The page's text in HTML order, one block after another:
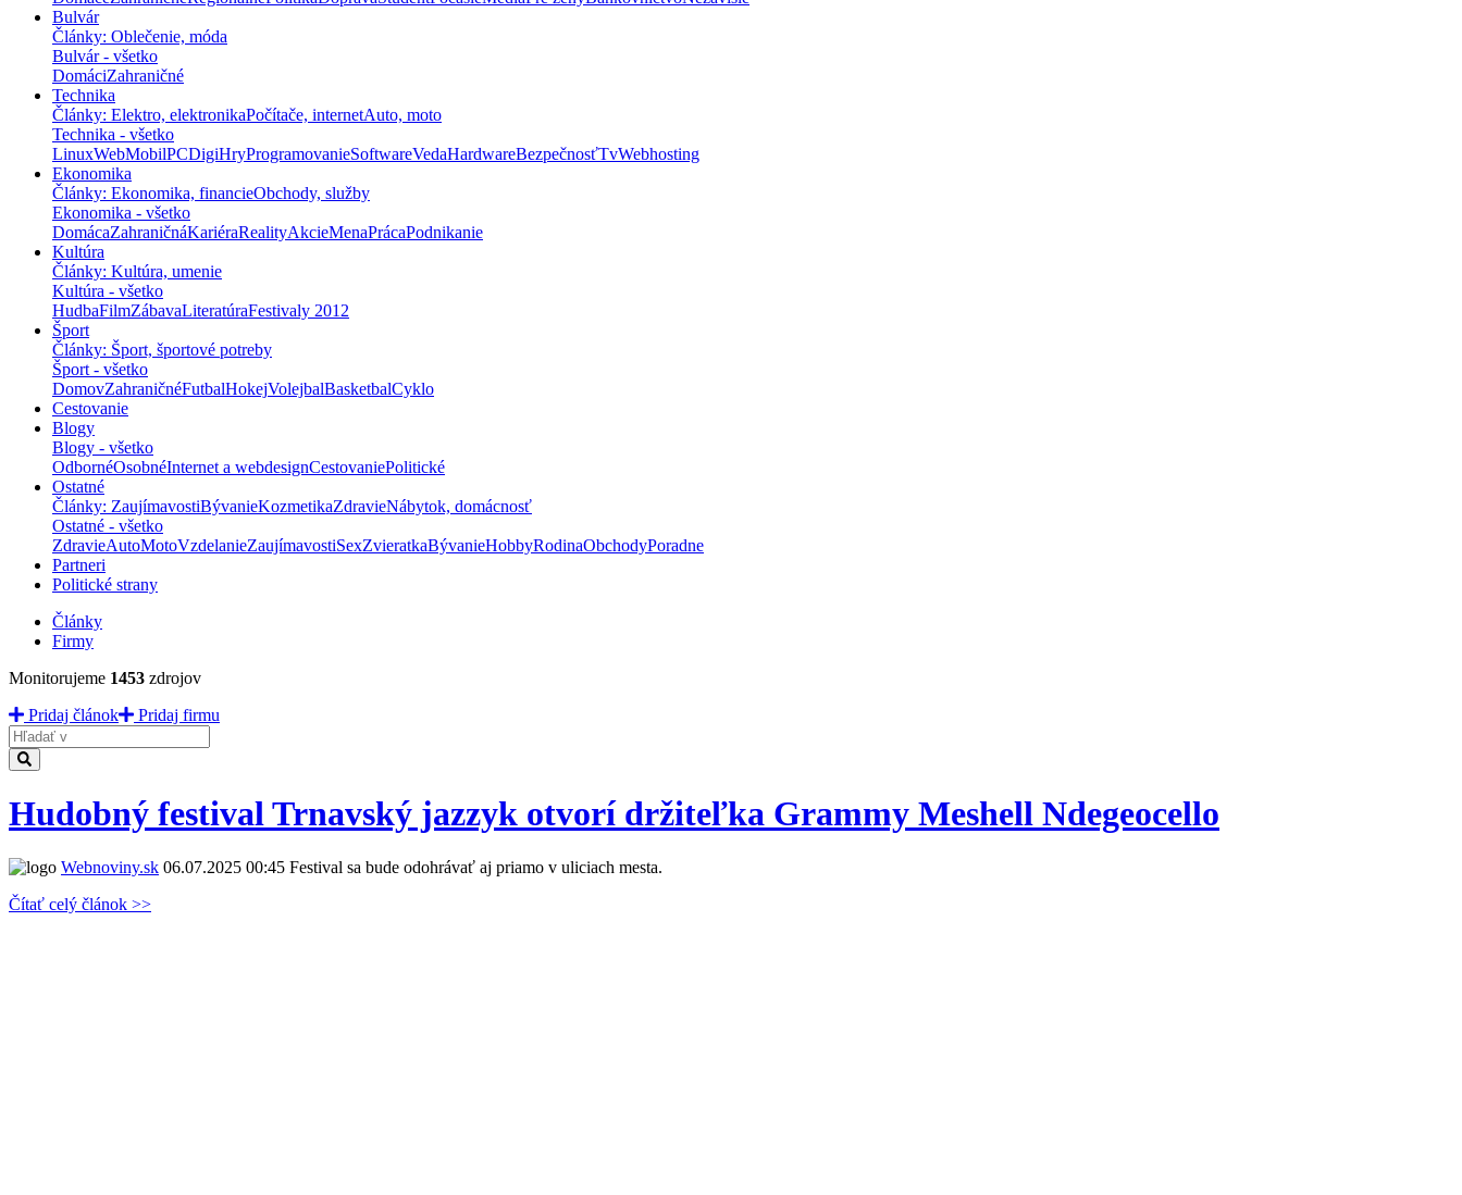
Bulvár
Články: Oblečenie, móda
Bulvár - všetko
DomáciZahraničné
Technika
Články: Elektro, elektronikaPočítače, internetAuto, moto
Technika - všetko
LinuxWebMobilPCDigiHryProgramovanieSoftwareVedaHardwareBezpečnosťTvWebhosting
Ekonomika
Články: Ekonomika, financieObchody, služby
Ekonomika - všetko
DomácaZahraničnáKariéraRealityAkcieMenaPrácaPodnikanie
Kultúra
Články: Kultúra, umenie
Kultúra - všetko
HudbaFilmZábavaLiteratúraFestivaly 2012
Šport
Články: Šport, športové potreby
Šport - všetko
DomovZahraničnéFutbalHokejVolejbalBasketbalCyklo
Cestovanie
Blogy
Blogy - všetko
OdbornéOsobnéInternet a webdesignCestovaniePolitické
Ostatné
Články: ZaujímavostiBývanieKozmetikaZdravieNábytok, domácnosť
Ostatné - všetko
ZdravieAutoMotoVzdelanieZaujímavostiSexZvieratkaBývanieHobbyRodinaObchodyPoradne
Partneri
Politické strany
Články
Firmy
Monitorujeme 1453 zdrojov
Pridaj článok
Pridaj firmu
Hladať
Hudobný festival Trnavský jazzyk otvorí držiteľka Grammy Meshell Ndegeocello
Webnoviny.sk 06.07.2025 00:45 Festival sa bude odohrávať aj priamo v uliciach mesta.
Čítať celý článok >>